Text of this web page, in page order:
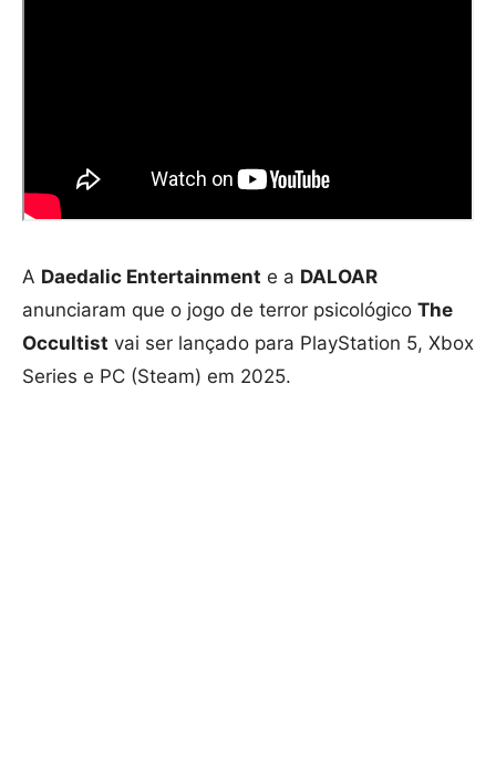
A Daedalic Entertainment e a DALOAR
anunciaram que o jogo de terror psicológico The
Occultist vai ser lançado para PlayStation 5, Xbox
Series e PC (Steam) em 2025.